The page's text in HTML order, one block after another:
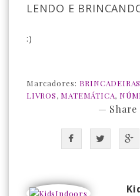
LENDO E
:)
Marcadores: BRINCADEIRAS
LIVROS, MATEMÁTICA,
—